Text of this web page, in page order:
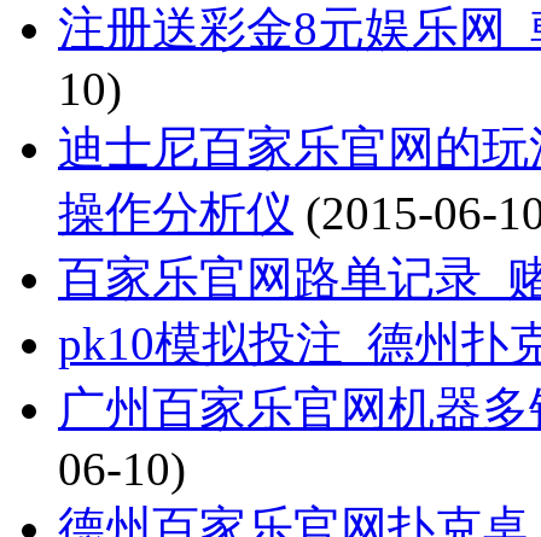
注册送彩金8元娱乐网
10)
迪士尼百家乐官网的
操作分析仪 (2015-06-
百家乐官网路单记录_
pk10模拟投注_德州扑
广州百家乐官网机器
06-10)